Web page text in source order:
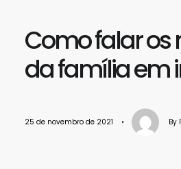
Como falar
da família em
25 de novembro de 2021 • By